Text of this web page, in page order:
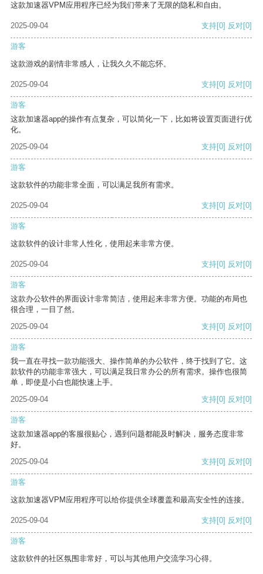
这款加速器VPM应用程序已经为我们带来了无限的隐私和自由。
2025-09-04 支持[0] 反对[0]
游客
这款游戏的剧情非常感人，让我久久不能忘怀。
2025-09-04 支持[0] 反对[0]
游客
这款加速器app的操作有点复杂，可以简化一下，比如将设置页面进行优
化。
2025-09-04
支持[0] 反对[0]
游客
这款软件的功能非常全面，可以满足我所有需求。
2025-09-04 支持[0] 反对[0]
游客
这款软件的设计非常人性化，使用起来非常方便。
2025-09-04 支持[0] 反对[0]
游客
这款办公软件的界面设计非常简洁，使用起来非常方便。功能的布局也
很合理，一目了然。
2025-09-04
支持[0] 反对[0]
游客
我一直在寻找一款功能强大、操作简单的办公软件，终于找到了它。这
款软件的功能非常强大，可以满足我日常办公的所有需求。操作也很简
单，即使是小白也能快速上手。
2025-09-04
支持[0] 反对[0]
游客
这款加速器app的客服很贴心，遇到问题都能及时解决，服务态度非常
好。
2025-09-04
支持[0] 反对[0]
游客
这款加速器VPM应用程序可以给你提供全球覆盖和最高安全性的连接。
2025-09-04 支持[0] 反对[0]
游客
这款软件的社区氛围非常好，可以与其他用户交流学习心得。